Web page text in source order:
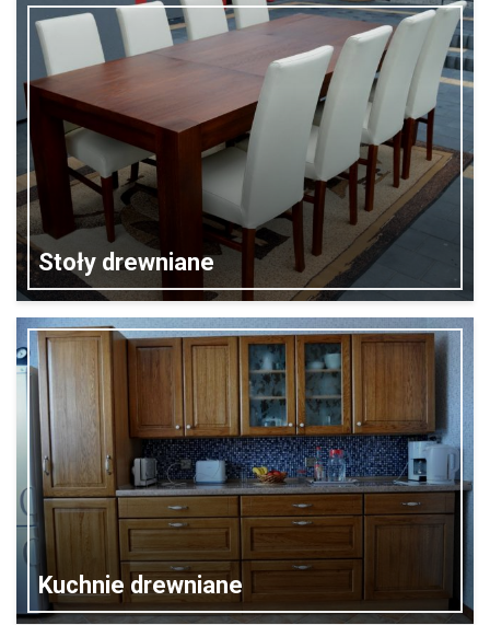
Stoły drewniane
Kuchnie drewniane